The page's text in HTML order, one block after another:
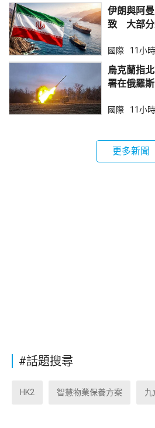
伊朗與阿
致 大部分
國際 11小
烏克蘭指
署在俄羅
國際 11小
更多新聞
#話題搜尋
HK2 智慧物業保養方案 九